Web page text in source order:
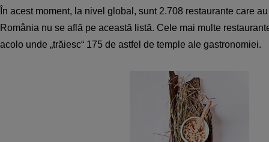
În acest moment, la nivel global, sunt 2.708 restaurante care
România nu se află pe această listă. Cele mai multe
acolo unde „trăiesc“ 175 de astfel de temple ale gastronomiei.